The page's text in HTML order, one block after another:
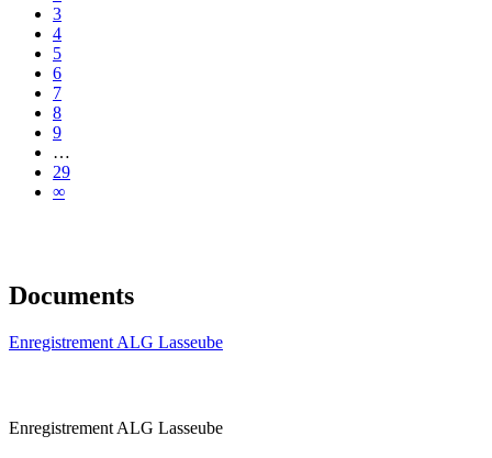
3
4
5
6
7
8
9
…
29
∞
Documents
Enregistrement ALG Lasseube
Enregistrement ALG Lasseube